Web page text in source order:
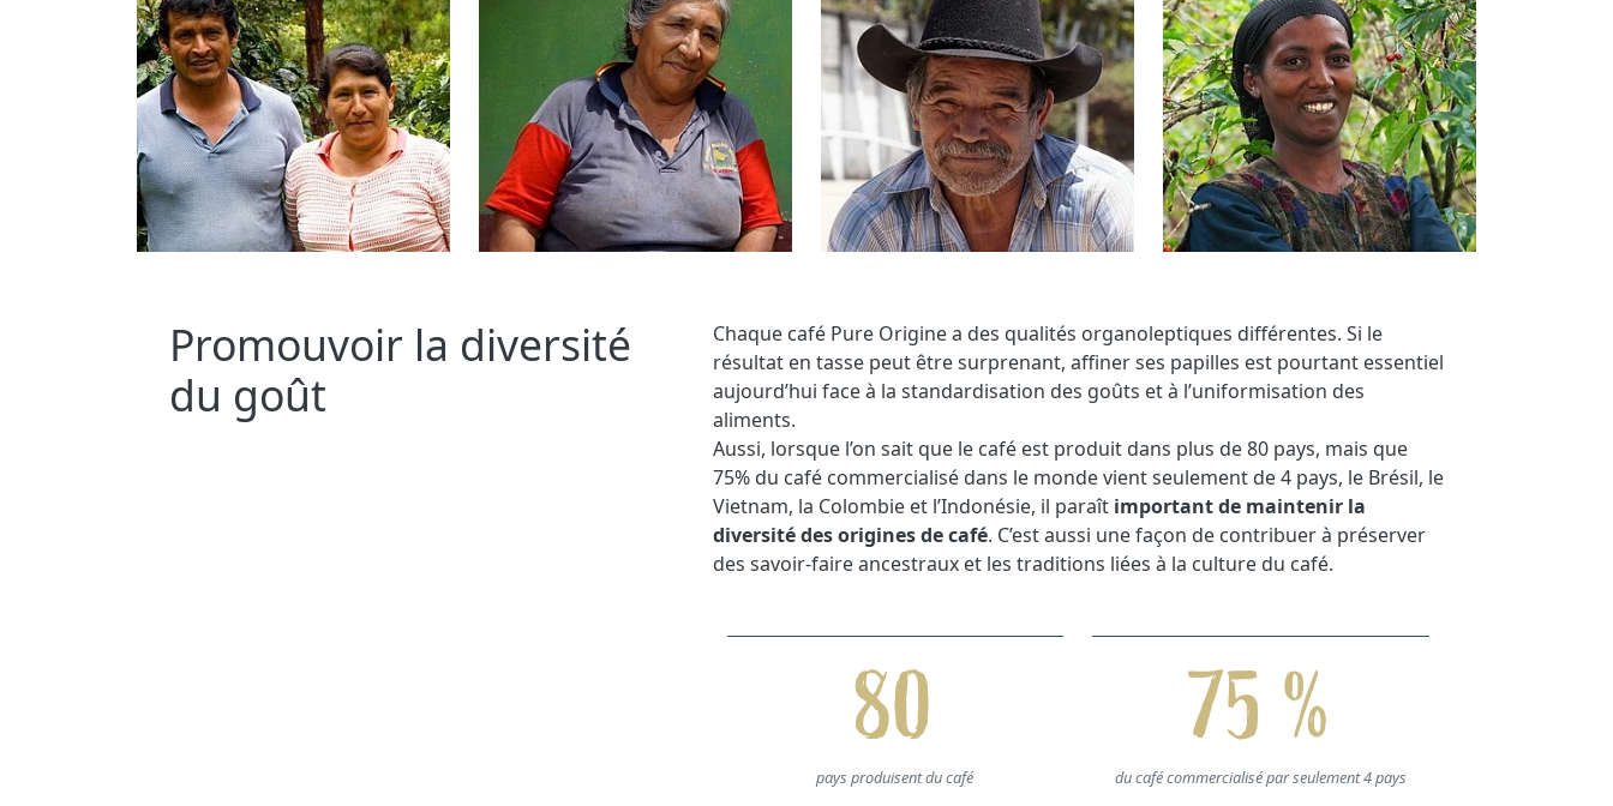
Promouvoir la diversité
du goût
Chaque café Pure Origine a des qualités organoleptiques différentes. Si le
résultat en tasse peut être surprenant, affiner ses papilles est pourtant essentiel
aujourd’hui face à la standardisation des goûts et à l’uniformisation des
aliments.
Aussi, lorsque l’on sait que le café est produit dans plus de 80 pays, mais que
75% du café commercialisé dans le monde vient seulement de 4 pays, le Brésil, le
Vietnam, la Colombie et l’Indonésie, il paraît important de maintenir la
diversité des origines de café. C’est aussi une façon de contribuer à préserver
des savoir-faire ancestraux et les traditions liées à la culture du café.
80
pays produisent du café
75 %
du café commercialisé par seulement 4 pays